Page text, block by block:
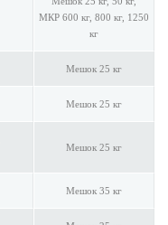
МКР 600 кг, 800 кг, 1250
кг
Мешок 25 кг
Мешок 25 кг
Мешок 25 кг
Мешок 35 кг